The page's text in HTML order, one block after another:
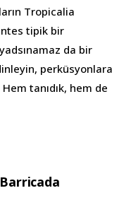
Tropicalia
tipik bir
da bir
perküsyonlara
tanıdık, hem de